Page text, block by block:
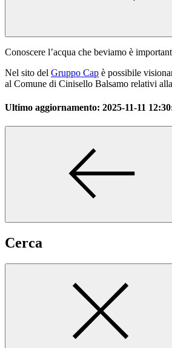
Conoscere l’acqua che beviamo è
Nel sito del Gruppo Cap è possibile
al Comune di Cinisello Balsamo relativi
Ultimo aggiornamento: 2025-11-11
Cerca